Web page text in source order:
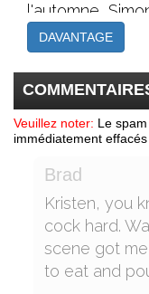
l'automne,
sexy, Lucas
prudence et
pour parler à
juste au coin de
lui. Alors que
complètement
lui. Le geste
fruits et le plan
l'intérieur de
baisers
Les mains se
DAVANTAGE
Veuillez noter: Le
immédiatement effacés
Brad
Kristen, you
cock hard.
scene got
to eat and